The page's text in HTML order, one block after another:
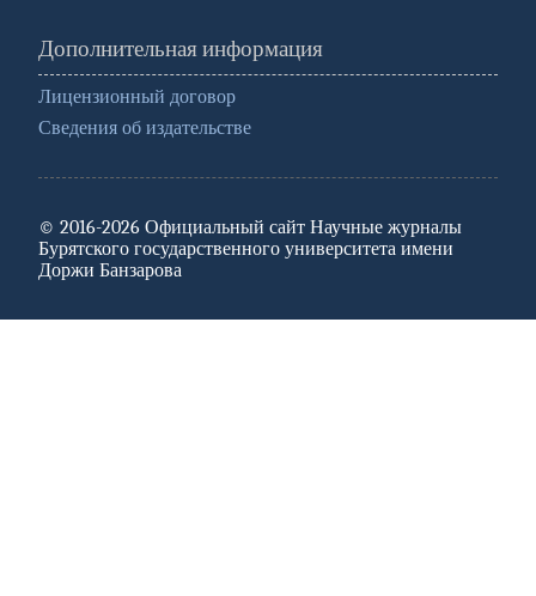
Дополнительная информация
Лицензионный договор
Сведения об издательстве
© 2016-2026 Официальный сайт Научные журналы
Бурятского государственного университета имени
Доржи Банзарова